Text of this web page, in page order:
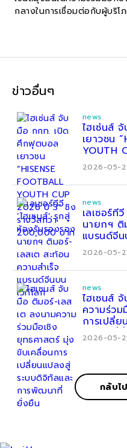
กลางในการเชื่อมต่อกับผู้บริโ
ข่าวอื่นๆ
news
ไฮเซ่นส์
เยาวชน
YOUTH
กว่า
2026-05-
news
เลเซอร์ที
นายกฯ ติ
แบรนด์จีน
2026-05-
news
ไฮเซนส์
ความร่ว
การเปลี่ย
พัฒนาที่ยั่
2026-05-
กลับไ